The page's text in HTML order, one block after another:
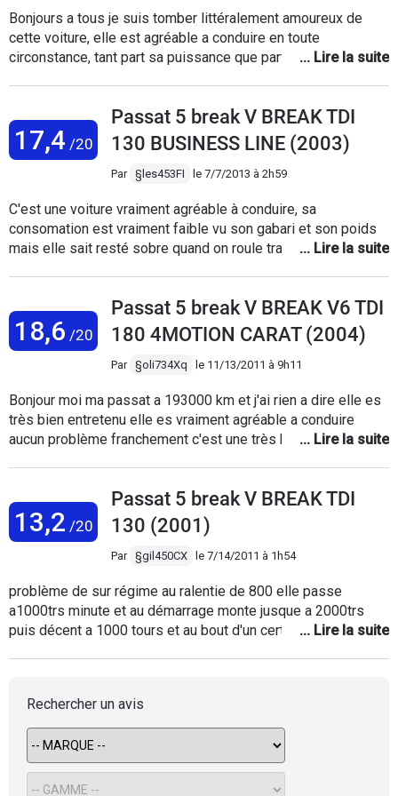
Bonjours a tous je suis tomber littéralement amoureux de
cette voiture, elle est agréable a conduire en toute
circonstance, tant part sa puissance que part sa souplesse
180, 220 000 km est une horloge...mais, il y a un mais, j'est
depuis qqe mois une vibration qui viendrai de l'arrière
uniquement a l'accélération, je me renseigne un peu partout
et le pont serai bloquer ou problème ESP ou différentielle et
pas??Si ce problème est connu merci de m'en informer je
vous en serai très reconnaissant. cordialement.
17,4 /20
Passat 5 break V BREAK TDI
130 BUSINESS LINE (2003)
Par §les453FI le 7/7/2013 à 2h59
C'est une voiture vraiment agréable à conduire, sa
consomation est vraiment faible vu son gabari et son poids
mais elle sait resté sobre quand on roule tranquil avec.J'aime
vraiment grand et quand on baisse les sièges arrières cela
devient immense.
18,6 /20
Passat 5 break V BREAK V6 TDI
180 4MOTION CARAT (2004)
Par §oli734Xq le 11/13/2011 à 9h11
Bonjour moi ma passat a 193000 km et j'ai rien a dire elle es
très bien entretenu elle es vraiment agréable a conduire
aucun problème franchement c'est une très bonne voiture je
l'avoir acheté
13,2 /20
Passat 5 break V BREAK TDI
130 (2001)
Par §gil450CX le 7/14/2011 à 1h54
problème de sur régime au ralentie de 800 elle passe
a1000trs minute et au démarrage monte jusque a 2000trs
puis décent a 1000 tours et au bout d'un certain moment elle
Rechercher un avis